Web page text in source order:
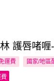
護唇啫
運費 國家/地區